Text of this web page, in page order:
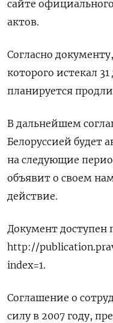
сайте
актов.
Согласно
которого истекал
планируется
В дальнейшем
Белоруссией будет
на следующие
объявит о своем
действие.
Документ доступен
http://
index=1.
Соглашение о
силу в 2007 году,